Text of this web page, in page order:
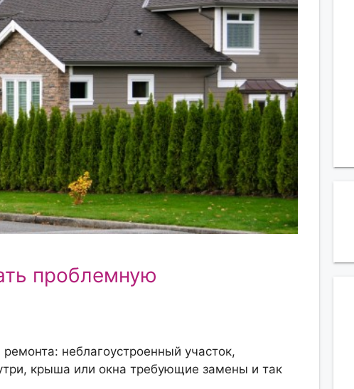
проблемную
неблагоустроенный участок,
крыша или окна требующие замены и так